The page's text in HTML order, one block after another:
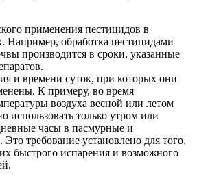
применения пестицидов в
Например, обработка пестицидами
производится в сроки, указанные
и времени суток, при которых они
К примеру, во время
воздуха весной или летом
использовать только утром или
часы в пасмурные и
требование установлено для того,
быстрого испарения и возможного